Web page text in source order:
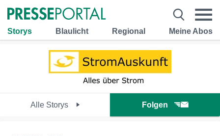
Storys Blaulicht Regional Meine Abos
Alle Storys Folgen